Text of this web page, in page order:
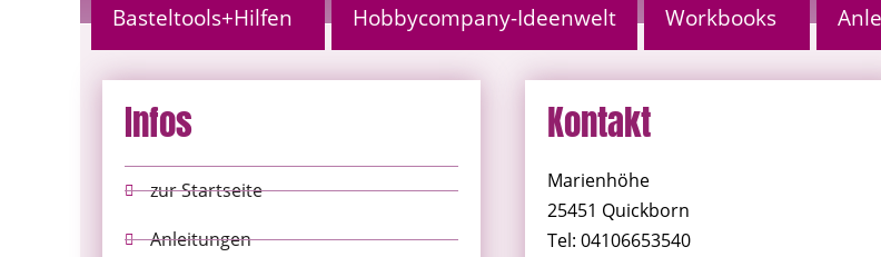
Basteltools+Hilfen Hobbycompany-Ideenwelt Workbooks
Infos
zur Startseite
Anleitungen
Kontakt
Marienhöhe
25451 Quickborn
Tel: 04106653540